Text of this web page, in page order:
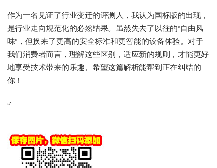
作为一名见证了行业变迁的评测人，我认为国标版的出现，
是行业走向规范化的必然结果。虽然失去了以往的“自由风
味”，但换来了更高的安全标准和更智能的设备体验。对于
我们消费者而言，理解这些区别，适应新的规则，才能更好
地享受技术带来的乐趣。希望这篇解析能帮到正在纠结的
你！
“`